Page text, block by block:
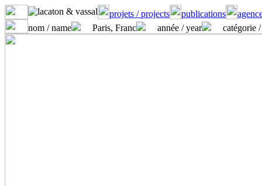
projets / projects publications
nom / name
Paris, Franc année / year catégorie